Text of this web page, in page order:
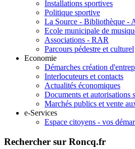
Installations sportives
Politique sportive
La Source - Bibliothèque -
Ecole municipale de
Associations - RAR
Parcours pédestre et culturel
Economie
Démarches création
Interlocuteurs et contacts
Actualités économiques
Documents et autorisations
Marchés publics et vente
e-Services
Espace citoyens - vos
Rechercher sur Roncq.fr